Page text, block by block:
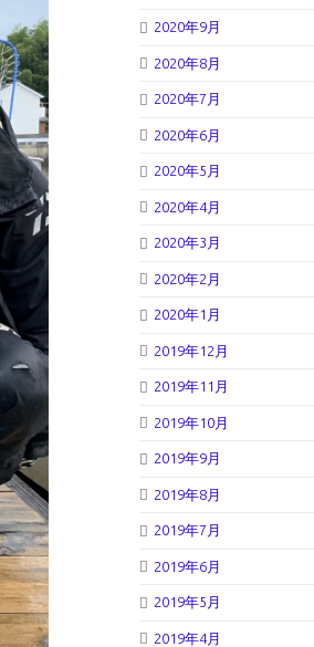
2020年9月
2020年8月
2020年7月
2020年6月
2020年5月
2020年4月
2020年3月
2020年2月
2020年1月
2019年12月
2019年11月
2019年10月
2019年9月
2019年8月
2019年7月
2019年6月
2019年5月
2019年4月